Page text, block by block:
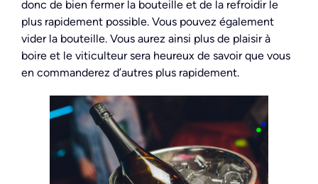
donc de bien fermer la bouteille et de la refroidir le
plus rapidement possible. Vous pouvez également
vider la bouteille. Vous aurez ainsi plus de plaisir à
boire et le viticulteur sera heureux de savoir que vous
en commanderez d’autres plus rapidement.